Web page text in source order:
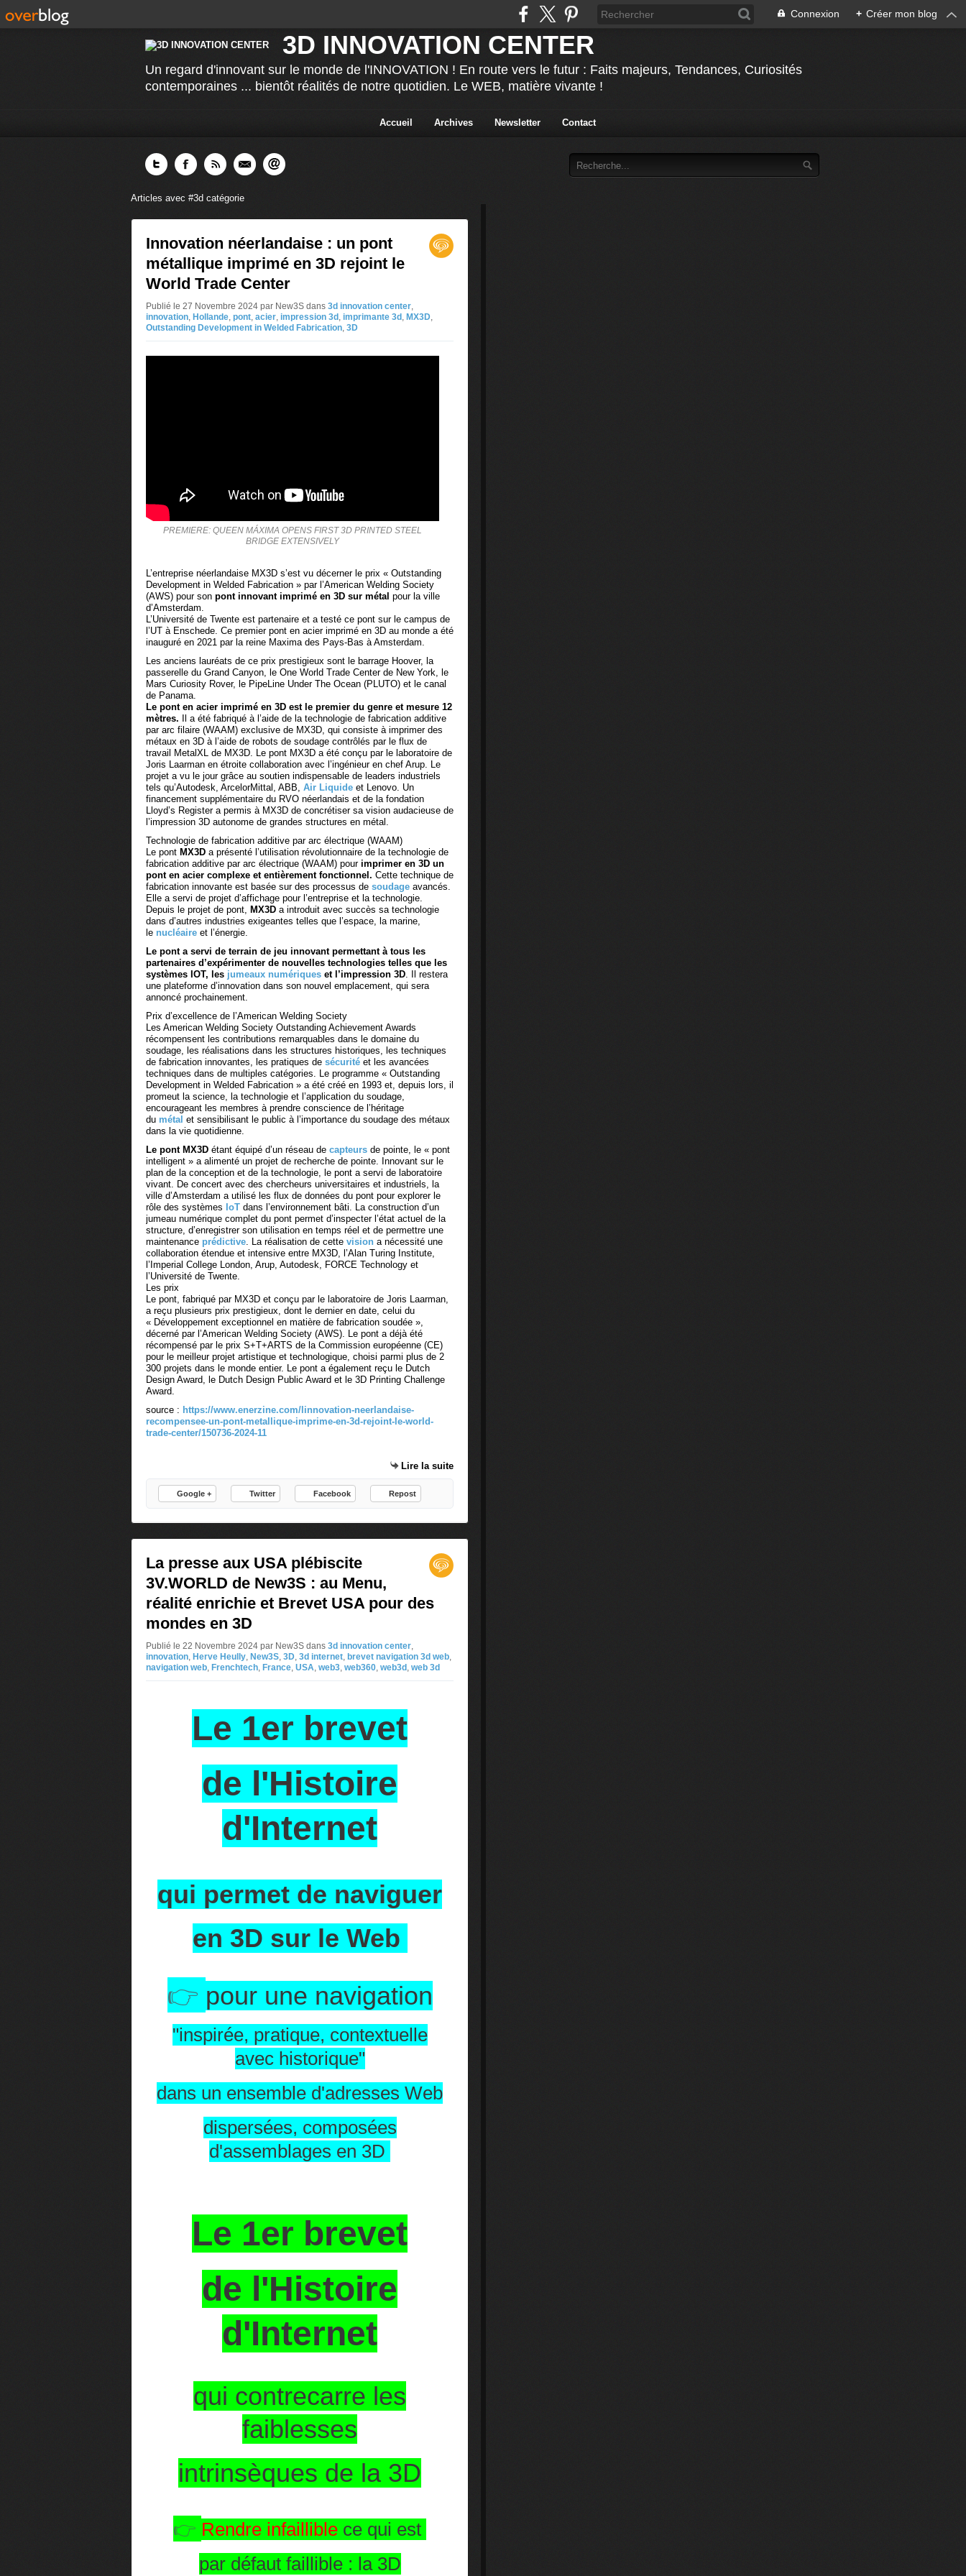
Connexion + Créer mon blog
3D INNOVATION CENTER
Un regard d'innovant sur le monde de l'INNOVATION ! En route vers le futur : Faits majeurs, Tendances, Curiosités
contemporaines ... bientôt réalités de notre quotidien. Le WEB, matière vivante !
Accueil Archives Newsletter Contact
Articles avec #3d catégorie
Innovation néerlandaise : un pont
métallique imprimé en 3D rejoint le
World Trade Center
Publié le 27 Novembre 2024 par New3S dans 3d innovation center,
innovation, Hollande, pont, acier, impression 3d , imprimante 3d , MX3D,
Outstanding Development in Welded Fabrication, 3D
PREMIERE: QUEEN MÁXIMA OPENS FIRST 3D PRINTED STEEL
BRIDGE EXTENSIVELY
L’entreprise néerlandaise MX3D s’est vu décerner le prix « Outstanding
Development in Welded Fabrication » par l’American Welding Society
(AWS) pour son pont innovant imprimé en 3D sur métal pour la ville
d’Amsterdam.
L’Université de Twente est partenaire et a testé ce pont sur le campus de
l’UT à Enschede. Ce premier pont en acier imprimé en 3D au monde a été
inauguré en 2021 par la reine Maxima des Pays-Bas à Amsterdam.
Les anciens lauréats de ce prix prestigieux sont le barrage Hoover, la
passerelle du Grand Canyon, le One World Trade Center de New York, le
Mars Curiosity Rover, le PipeLine Under The Ocean (PLUTO) et le canal
de Panama.
Le pont en acier imprimé en 3D est le premier du genre et mesure 12
mètres. Il a été fabriqué à l’aide de la technologie de fabrication additive
par arc filaire (WAAM) exclusive de MX3D, qui consiste à imprimer des
métaux en 3D à l’aide de robots de soudage contrôlés par le flux de
travail MetalXL de MX3D. Le pont MX3D a été conçu par le laboratoire de
Joris Laarman en étroite collaboration avec l’ingénieur en chef Arup. Le
projet a vu le jour grâce au soutien indispensable de leaders industriels
tels qu’Autodesk, ArcelorMittal, ABB, Air Liquide et Lenovo. Un
financement supplémentaire du RVO néerlandais et de la fondation
Lloyd’s Register a permis à MX3D de concrétiser sa vision audacieuse de
l’impression 3D autonome de grandes structures en métal.
Technologie de fabrication additive par arc électrique (WAAM)
Le pont MX3D a présenté l’utilisation révolutionnaire de la technologie de
fabrication additive par arc électrique (WAAM) pour imprimer en 3D un
pont en acier complexe et entièrement fonctionnel. Cette technique de
fabrication innovante est basée sur des processus de soudage avancés.
Elle a servi de projet d’affichage pour l’entreprise et la technologie.
Depuis le projet de pont, MX3D a introduit avec succès sa technologie
dans d’autres industries exigeantes telles que l’espace, la marine,
le nucléaire et l’énergie.
Le pont a servi de terrain de jeu innovant permettant à tous les
partenaires d’expérimenter de nouvelles technologies telles que les
systèmes IOT, les jumeaux numériques et l’impression 3D . Il restera
une plateforme d’innovation dans son nouvel emplacement, qui sera
annoncé prochainement.
Prix d’excellence de l’American Welding Society
Les American Welding Society Outstanding Achievement Awards
récompensent les contributions remarquables dans le domaine du
soudage, les réalisations dans les structures historiques, les techniques
de fabrication innovantes, les pratiques de sécurité et les avancées
techniques dans de multiples catégories. Le programme « Outstanding
Development in Welded Fabrication » a été créé en 1993 et, depuis lors, il
promeut la science, la technologie et l’application du soudage,
encourageant les membres à prendre conscience de l’héritage
du métal et sensibilisant le public à l’importance du soudage des métaux
dans la vie quotidienne.
Le pont MX3D étant équipé d’un réseau de capteurs de pointe, le « pont
intelligent » a alimenté un projet de recherche de pointe. Innovant sur le
plan de la conception et de la technologie, le pont a servi de laboratoire
vivant. De concert avec des chercheurs universitaires et industriels, la
ville d’Amsterdam a utilisé les flux de données du pont pour explorer le
rôle des systèmes IoT dans l’environnement bâti. La construction d’un
jumeau numérique complet du pont permet d’inspecter l’état actuel de la
structure, d’enregistrer son utilisation en temps réel et de permettre une
maintenance prédictive . La réalisation de cette vision a nécessité une
collaboration étendue et intensive entre MX3D, l’Alan Turing Institute,
l’Imperial College London, Arup, Autodesk, FORCE Technology et
l’Université de Twente.
Les prix
Le pont, fabriqué par MX3D et conçu par le laboratoire de Joris Laarman,
a reçu plusieurs prix prestigieux, dont le dernier en date, celui du
« Développement exceptionnel en matière de fabrication soudée »,
décerné par l’American Welding Society (AWS). Le pont a déjà été
récompensé par le prix S+T+ARTS de la Commission européenne (CE)
pour le meilleur projet artistique et technologique, choisi parmi plus de 2
300 projets dans le monde entier. Le pont a également reçu le Dutch
Design Award, le Dutch Design Public Award et le 3D Printing Challenge
Award.
source : https://www.enerzine.com/linnovation-neerlandaise-
recompensee-un-pont-metallique-imprime-en-3d-rejoint-le-world-
trade-center/150736-2024-11
Lire la suite
Google + Twitter Facebook Repost
La presse aux USA plébiscite
3V.WORLD de New3S : au Menu,
réalité enrichie et Brevet USA pour des
mondes en 3D
Publié le 22 Novembre 2024 par New3S dans 3d innovation center
innovation Herve Heully New3S 3D 3d internet brevet navigation 3d web
navigation web Frenchtech France USA web3 web360 web3d web 3d
Le 1er brevet
de l'Histoire
d'Internet
qui permet de naviguer
en 3D sur le Web
👉 pour une navigation
"inspirée, pratique, contextuelle
avec historique"
dans un ensemble d'adresses Web
dispersées, composées
d'assemblages en 3D
Le 1er brevet
de l'Histoire
d'Internet
qui contrecarre les
faiblesses
intrinsèques de la 3D
👉 Rendre infaillible ce qui est
par défaut faillible : la 3D